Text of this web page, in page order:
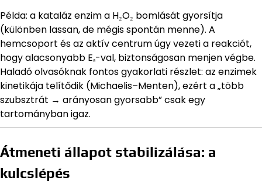
Példa: a kataláz enzim a H₂O₂ bomlását gyorsítja
(különben lassan, de mégis spontán menne). A
hemcsoport és az aktív centrum úgy vezeti a reakciót,
hogy alacsonyabb Eₐ-val, biztonságosan menjen végbe.
Haladó olvasóknak fontos gyakorlati részlet: az enzimek
kinetikája telítődik (Michaelis–Menten), ezért a „több
szubsztrát → arányosan gyorsabb” csak egy
tartományban igaz.
Átmeneti állapot stabilizálása: a
kulcslépés